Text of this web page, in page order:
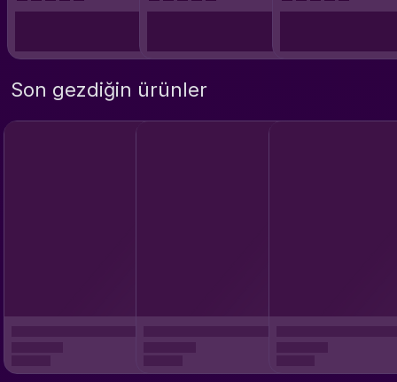
Son gezdiğin ürünler